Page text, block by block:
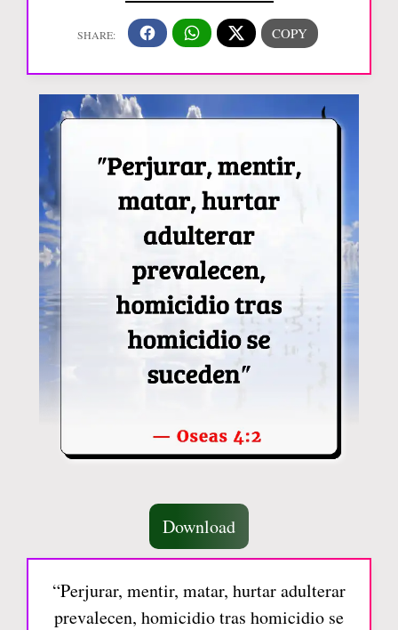
Download
“Perjurar, mentir, matar, hurtar adulterar
prevalecen, homicidio tras homicidio se